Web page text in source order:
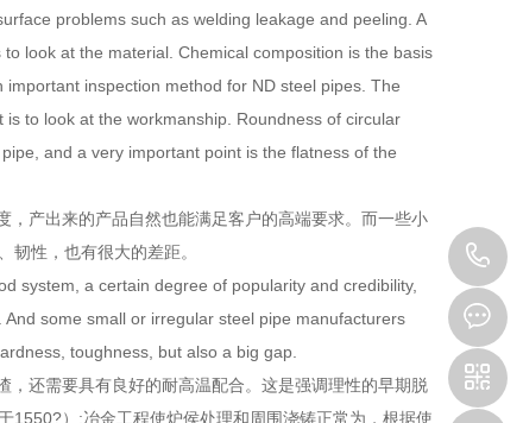
problems such as welding leakage and peeling. A
look at the material. Chemical composition is the basis
inspection method for ND steel pipes. The
to look at the workmanship. Roundness of circular
and a very important point is the flatness of the
产出来的产品自然也能满足客户的高端要求。而一些小
性，也有很大的差距。
system, a certain degree of popularity and credibility,
some small or irregular steel pipe manufacturers
toughness, but also a big gap.
还需要具有良好的耐高温配合。这是强调理性的早期脱
1550?）;冶金工程使炉侯处理和周围浇铸正常为，根据使